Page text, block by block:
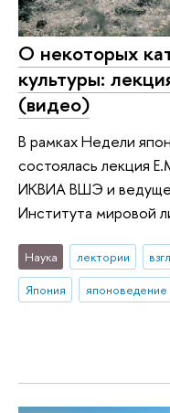
О некоторых
культуры:
(видео)
В рамках Недели
состоялась лекция
ИКВИА ВШЭ и
Института мировой
Наука лектории
Япония
японоведение